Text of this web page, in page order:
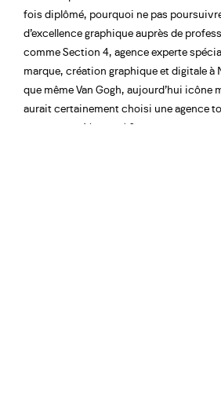
fois diplômé, pourquoi ne pas
d’excellence graphique auprès de
comme Section 4, agence experte
marque, création graphique et digitale à
que même Van Gogh, aujourd’hui icône
aurait certainement choisi une agence
accompagné (ou pas) ?